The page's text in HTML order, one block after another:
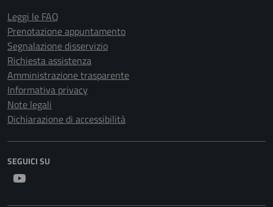
Leggi le FAQ
Prenotazione appuntamento
Segnalazione disservizio
Richiesta assistenza
Amministrazione trasparente
Informativa privacy
Note legali
Dichiarazione di accessibilità
SEGUICI SU